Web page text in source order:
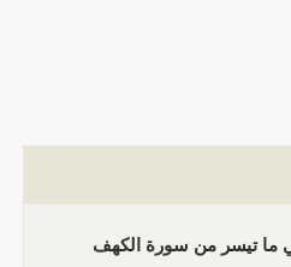
ما تيسر من سورة الكهف